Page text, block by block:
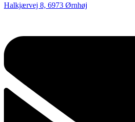
Halkjærvej 8, 6973 Ørnhøj